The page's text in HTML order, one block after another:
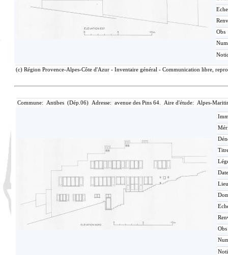
Obs
(c) Région Provence-Alpes-Côte d'Azur - Inventaire général - Communication libre,
Commune: Antibes (Dép.06) Adresse: avenue des Pins 64. Aire d'étude: Alpes-
Obs